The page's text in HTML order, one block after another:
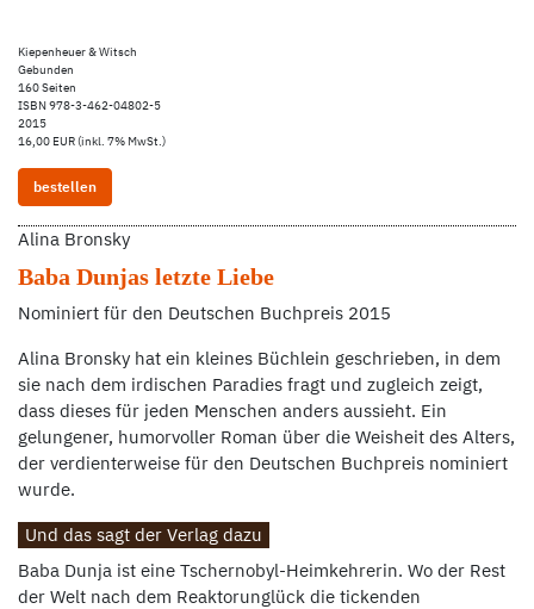
Kiepenheuer & Witsch
Gebunden
160 Seiten
ISBN 978-3-462-04802-5
2015
16,00 EUR (inkl. 7% MwSt.)
bestellen
Alina Bronsky
Baba Dunjas letzte Liebe
Nominiert für den Deutschen Buchpreis 2015
Alina Bronsky hat ein kleines Büchlein geschrieben, in dem
sie nach dem irdischen Paradies fragt und zugleich zeigt,
dass dieses für jeden Menschen anders aussieht. Ein
gelungener, humorvoller Roman über die Weisheit des Alters,
der verdienterweise für den Deutschen Buchpreis nominiert
wurde.
Und das sagt der Verlag dazu
Baba Dunja ist eine Tschernobyl-Heimkehrerin. Wo der Rest
der Welt nach dem Reaktorunglück die tickenden